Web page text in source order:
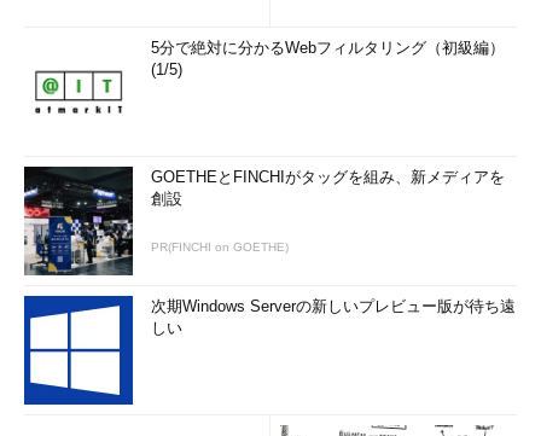
5分で絶対に分かるWebフィルタリング（初級編）
(1/5)
GOETHEとFINCHIがタッグを組み、新メディアを
創設
PR(FINCHI on GOETHE)
次期Windows Serverの新しいプレビュー版が待ち遠
しい